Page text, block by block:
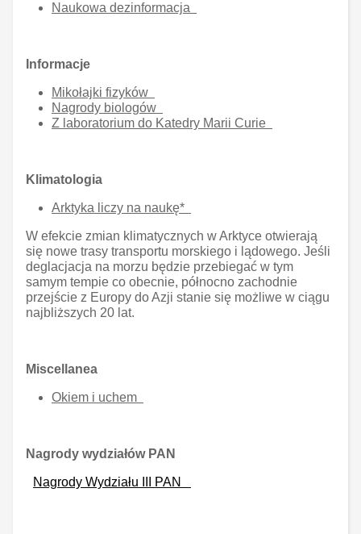
Naukowa dezinformacja
Informacje
Mikołajki fizyków
Nagrody biologów
Z laboratorium do Katedry Marii Curie
Klimatologia
Arktyka liczy na naukę*
W efekcie zmian klimatycznych w Arktyce otwierają
się nowe trasy transportu morskiego i lądowego. Jeśli
deglacjacja na morzu będzie przebiegać w tym
samym tempie co obecnie, północno zachodnie
przejście z Europy do Azji stanie się możliwe w ciągu
najbliższych 20 lat.
Miscellanea
Okiem i uchem
Nagrody wydziałów PAN
Nagrody Wydziału III PAN